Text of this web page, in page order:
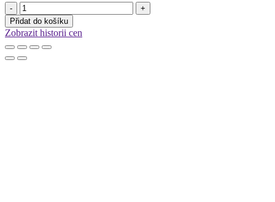
kryty
na
žetony
-
Střet
Civilizací
Přidat do košíku
Zobrazit historii cen